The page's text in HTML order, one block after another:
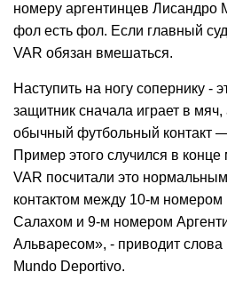
номеру аргентинцев Лисандро
фол есть фол. Если главный
VAR обязан вмешаться.
Наступить на ногу сопернику -
защитник сначала играет в
обычный футбольный контакт
Пример этого случился в
VAR посчитали это
контактом между 10-м
Салахом и 9-м номером
Альваресом», - приводит
Mundo Deportivo.